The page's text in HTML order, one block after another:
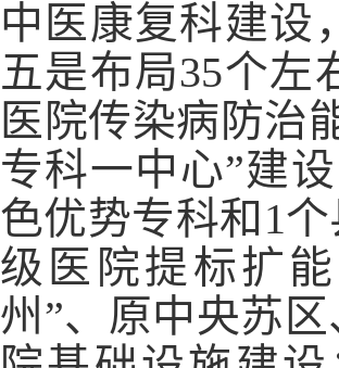
中医康复科建设
五是布局35个左
医院传染病防治
专科一中心”建
色优势专科和1
级医院提标扩
州”、原中央苏